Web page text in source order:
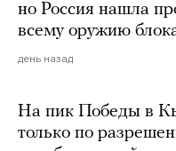
но Россия нашла
всему оружию
день назад
На пик Победы в
только по